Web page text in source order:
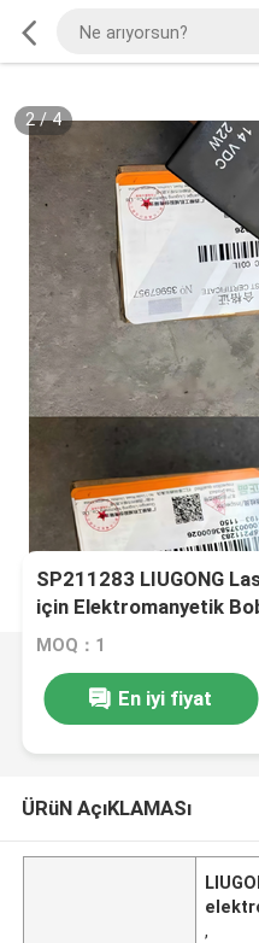
2/4
SP211283 LIUGONG
için Elektromanyetik
CLG855H、CLG856、
CLG908D、CLG915
CLG4180
MOQ：1
En iyi fiyat
ÜRüN AçıKLAMASı
,